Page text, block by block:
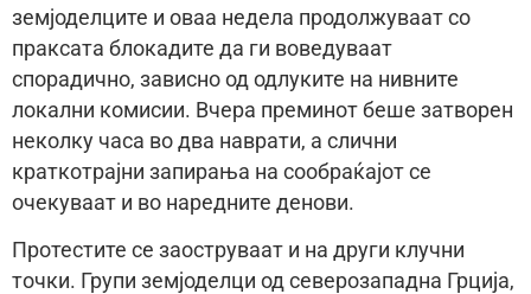
земјоделците и оваа недела продолжуваат со
праксата блокадите да ги воведуваат
спорадично, зависно од одлуките на нивните
локални комисии. Вчера преминот беше затворен
неколку часа во два наврати, а слични
краткотрајни запирања на сообраќајот се
очекуваат и во наредните денови.
Протестите се заоструваат и на други клучни
точки. Групи земјоделци од северозападна Грција,